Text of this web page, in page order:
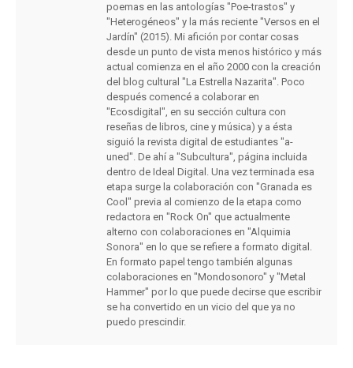
poemas en las antologías "Poe-trastos" y
"Heterogéneos" y la más reciente "Versos en el
Jardín" (2015). Mi afición por contar cosas
desde un punto de vista menos histórico y más
actual comienza en el año 2000 con la creación
del blog cultural "La Estrella Nazarita". Poco
después comencé a colaborar en
"Ecosdigital", en su sección cultura con
reseñas de libros, cine y música) y a ésta
siguió la revista digital de estudiantes "a-
uned". De ahí a "Subcultura", página incluida
dentro de Ideal Digital. Una vez terminada esa
etapa surge la colaboración con "Granada es
Cool" previa al comienzo de la etapa como
redactora en "Rock On" que actualmente
alterno con colaboraciones en "Alquimia
Sonora" en lo que se refiere a formato digital.
En formato papel tengo también algunas
colaboraciones en "Mondosonoro" y "Metal
Hammer" por lo que puede decirse que escribir
se ha convertido en un vicio del que ya no
puedo prescindir.